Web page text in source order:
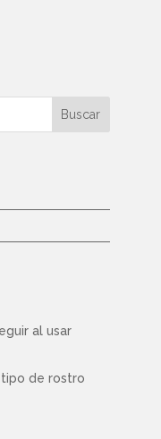
al usar
de rostro